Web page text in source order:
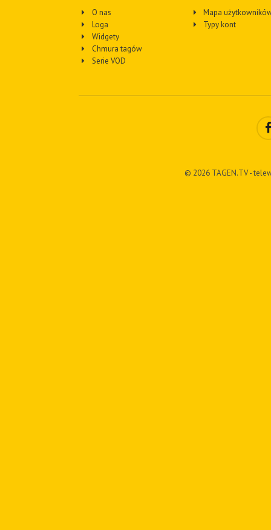
O nas
Loga
Widgety
Chmura tagów
Serie VOD
Mapa
Typy kont
© 2026 TAGEN.TV -